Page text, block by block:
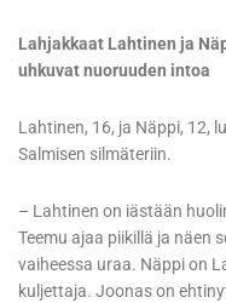
Lahjakkaat Lahtinen ja
uhkuvat nuoruuden intoa
Lahtinen, 16, ja Näppi, 12,
Salmisen silmäteriin.
– Lahtinen on iästään
Teemu ajaa piikillä ja näen
vaiheessa uraa. Näppi on
kuljettaja. Joonas on